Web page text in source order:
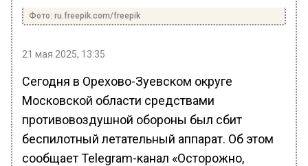
Фото: ru.freepik.com/freepik
21 мая 2025, 13:35
Сегодня в Орехово-Зуевском округе
Московской области средствами
противовоздушной обороны был сбит
беспилотный летательный аппарат. Об этом
сообщает Telegram-канал «Осторожно,